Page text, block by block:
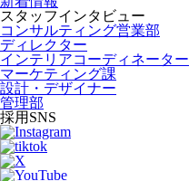
スタッフインタビュー
コンサルティング営業部
ディレクター
インテリアコーディネーター
マーケティング課
設計・デザイナー
管理部
採用SNS